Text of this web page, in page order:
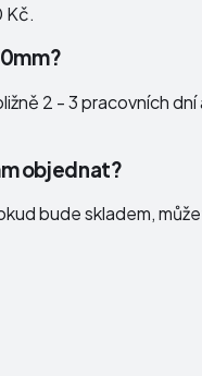
Kč.
2 - 3 pracovních
objednat?
bude skladem,